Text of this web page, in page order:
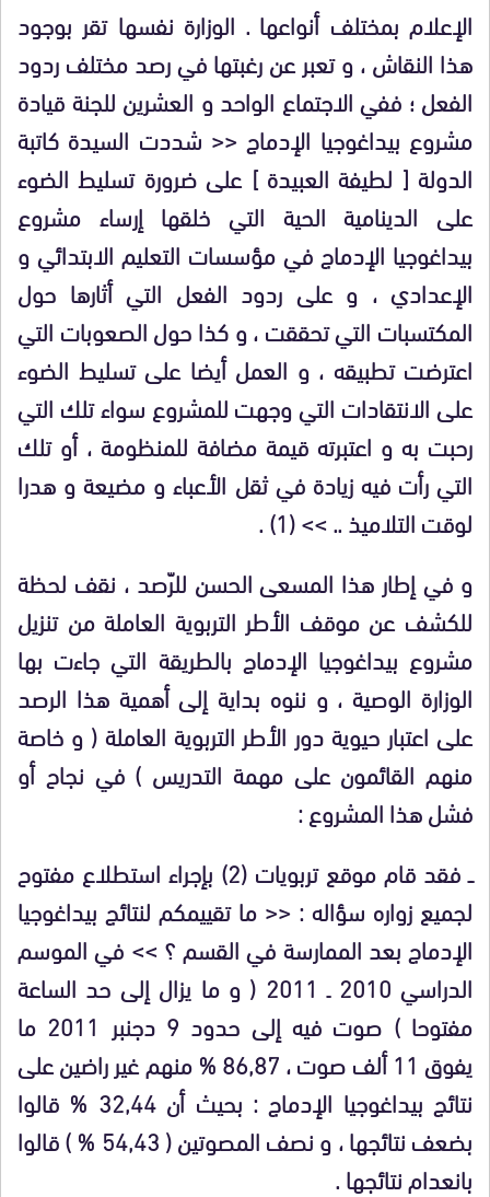
الإعلام بمختلف أنواعها . الوزارة نفسها تقر بوجود
هذا النقاش ، و تعبر عن رغبتها في رصد مختلف ردود
الفعل ؛ ففي الاجتماع الواحد و العشرين للجنة قيادة
مشروع بيداغوجيا الإدماج << شددت السيدة كاتبة
الدولة [ لطيفة العبيدة ] على ضرورة تسليط الضوء
على الدينامية الحية التي خلقها إرساء مشروع
بيداغوجيا الإدماج في مؤسسات التعليم الابتدائي و
الإعدادي ، و على ردود الفعل التي أثارها حول
المكتسبات التي تحققت ، و كذا حول الصعوبات التي
اعترضت تطبيقه ، و العمل أيضا على تسليط الضوء
على الانتقادات التي وجهت للمشروع سواء تلك التي
رحبت به و اعتبرته قيمة مضافة للمنظومة ، أو تلك
التي رأت فيه زيادة في ثقل الأعباء و مضيعة و هدرا
لوقت التلاميذ .. >>(1)
.
و في إطار هذا المسعى الحسن للرّصد ، نقف لحظة
للكشف عن موقف الأطر التربوية العاملة من تنزيل
مشروع بيداغوجيا الإدماج بالطريقة التي جاءت بها
الوزارة الوصية ، و ننوه بداية إلى أهمية هذا الرصد
على اعتبار حيوية دور الأطر التربوية العاملة ( و خاصة
منهم القائمون على مهمة التدريس ) في نجاح أو
فشل هذا المشروع :
ــفقد قام موقع تربويات(2)
بإجراء استطلاع مفتوح
لجميع زواره سؤاله : << ما تقييمكم لنتائج بيداغوجيا
الإدماج بعد الممارسة في القسم ؟ >> في الموسم
الدراسي 2010 ـ 2011 ( و ما يزال إلى حد الساعة
مفتوحا ) صوت فيه إلى حدود 9 دجنبر 2011 ما
يفوق 11 ألف صوت ، 86,87 % منهم غير راضين على
نتائج بيداغوجيا الإدماج : بحيث أن 32,44 % قالوا
بضعف نتائجها ، و نصف المصوتين ( 54,43 % ) قالوا
بانعدام نتائجها .